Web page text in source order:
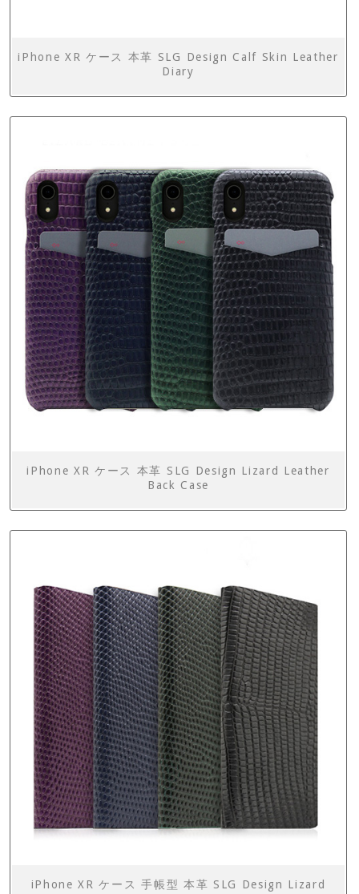
iPhone XR ケース 本革 SLG Design Calf Skin Leather
Diary
iPhone XR ケース 本革 SLG Design Lizard Leather
Back Case
iPhone XR ケース 手帳型 本革 SLG Design Lizard